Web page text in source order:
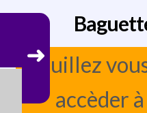
Veuillez
accèder